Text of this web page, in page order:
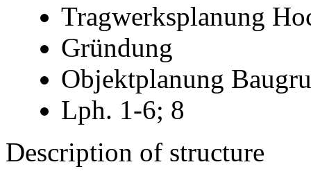
Tragwerksplanung
Gründung
Objektplanung
Lph. 1-6; 8
Description of structure